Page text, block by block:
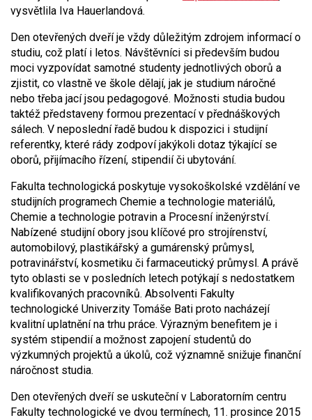
vysvětlila Iva Hauerlandová.
Den otevřených dveří je vždy důležitým zdrojem informací o
studiu, což platí i letos. Návštěvníci si především budou
moci vyzpovídat samotné studenty jednotlivých oborů a
zjistit, co vlastně ve škole dělají, jak je studium náročné
nebo třeba jací jsou pedagogové. Možnosti studia budou
taktéž představeny formou prezentací v přednáškových
sálech. V neposlední řadě budou k dispozici i studijní
referentky, které rády zodpoví jakýkoli dotaz týkající se
oborů, přijímacího řízení, stipendií či ubytování.
Fakulta technologická poskytuje vysokoškolské vzdělání ve
studijních programech Chemie a technologie materiálů,
Chemie a technologie potravin a Procesní inženýrství.
Nabízené studijní obory jsou klíčové pro strojírenství,
automobilový, plastikářský a gumárenský průmysl,
potravinářství, kosmetiku či farmaceutický průmysl. A právě
tyto oblasti se v posledních letech potýkají s nedostatkem
kvalifikovaných pracovníků. Absolventi Fakulty
technologické Univerzity Tomáše Bati proto nacházejí
kvalitní uplatnění na trhu práce. Výrazným benefitem je i
systém stipendií a možnost zapojení studentů do
výzkumných projektů a úkolů, což významně snižuje finanční
náročnost studia.
Den otevřených dveří se uskuteční v Laboratorním centru
Fakulty technologické ve dvou termínech, 11. prosince 2015